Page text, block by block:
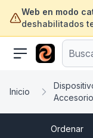
Web en modo
deshabilitados
Inicio
Ordenar